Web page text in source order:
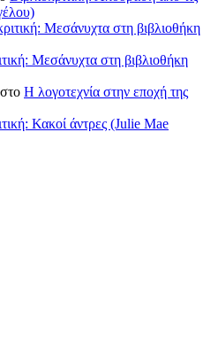
Μεσάνυχτα στη βιβλιοθήκη
Μεσάνυχτα στη βιβλιοθήκη
στο Η λογοτεχνία στην εποχή της
Κακοί άντρες (Julie Mae